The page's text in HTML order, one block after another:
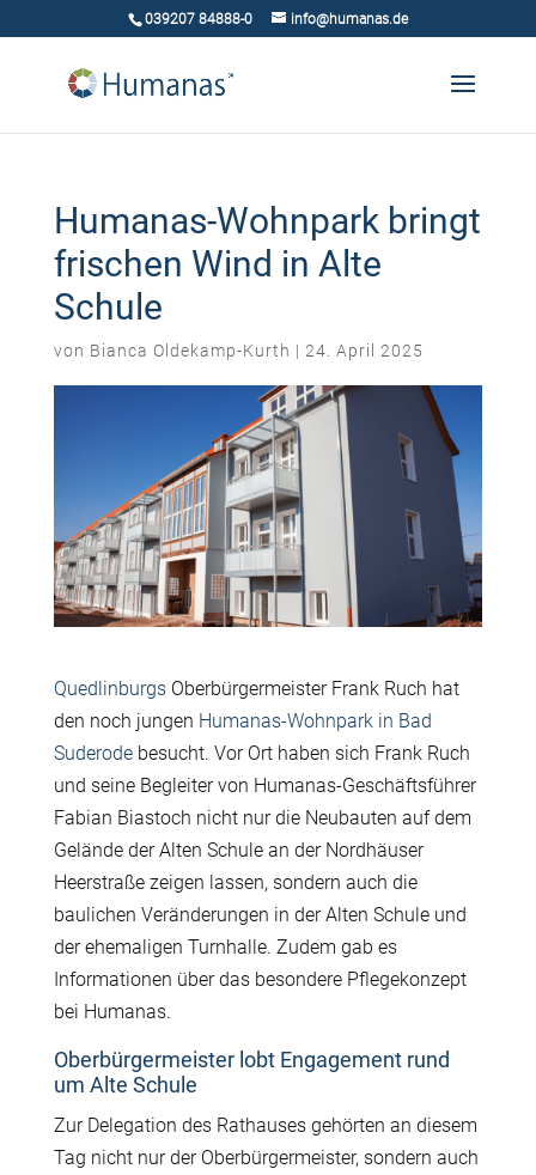
039207 84888-0 info@humanas.de
Humanas-Wohnpark bringt
frischen Wind in Alte
Schule
von Bianca Oldekamp-Kurth | 24. April 2025
QuedlinburgsOberbürgermeister Frank Ruch hat
den noch jungen Humanas-Wohnpark in Bad
Suderodebesucht. Vor Ort haben sich Frank Ruch
und seine Begleiter von Humanas-Geschäftsführer
Fabian Biastoch nicht nur die Neubauten auf dem
Gelände der Alten Schule an der Nordhäuser
Heerstraße zeigen lassen, sondern auch die
baulichen Veränderungen in der Alten Schule und
der ehemaligen Turnhalle. Zudem gab es
Informationen über das besondere Pflegekonzept
bei Humanas.
Oberbürgermeister lobt Engagement rund
um Alte Schule
Zur Delegation des Rathauses gehörten an diesem
Tag nicht nur der Oberbürgermeister, sondern auch